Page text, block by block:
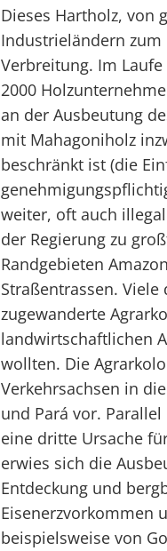
Dieses Hartholz, von
Industrieländern
Verbreitung. Im
2000
an der Ausbeutung
mit Mahagoniholz
beschränkt ist (die
weiter, oft auch
der Regierung zu
Randgebieten
Straßentrassen.
zugewanderte
landwirtschaftlichen
wollten. Die
Verkehrsachsen in
und Pará vor.
eine dritte Ursache
erwies sich die
Entdeckung und
Eisenerzvorkommen
beispielsweise von